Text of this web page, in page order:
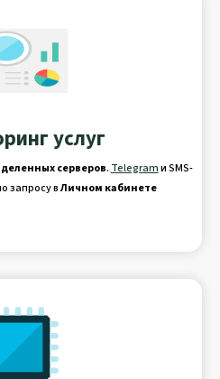
услуг
серверов. Telegramи SMS-
запросу вЛичном кабинете